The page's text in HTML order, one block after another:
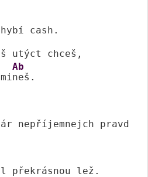
cash.
utýct chceš,
Ab
neš.
nepříjemnejch pravd
překrásnou lež.